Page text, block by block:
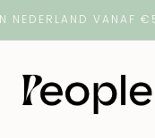
VANAF €50